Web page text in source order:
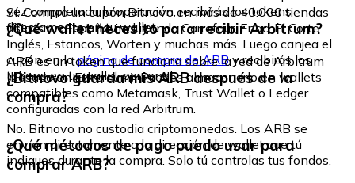
vez completada la operación, recibirás los tokens
directamente en tu wallet.
Sí. Compra un cupón Bitnovo en más de 40.000 tiendas
físicas en España, incluyendo Carrefour, Fnac, El Corte
Inglés, Estancos, Worten y muchas más. Luego canjea el
cupón en lapágina de compra de ARBy recibirás los
tokens en tu wallet personal.
¿Qué wallet necesito para recibir Arbitrum?
ARB es un token que funciona sobre la red de Arbitrum
(basada en Ethereum). Puedes almacenarlo en wallets
compatibles como Metamask, Trust Wallet o Ledger
configuradas con la red Arbitrum.
¿Bitnovo guarda mis ARB después de la
compra?
No. Bitnovo no custodia criptomonedas. Los ARB se
envían directamente a la dirección de wallet que tú
indiques durante la compra. Solo tú controlas tus fondos.
¿Qué métodos de pago puedo usar para
comprar ARB?